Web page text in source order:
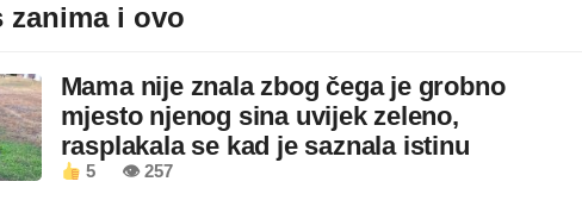
zanima i ovo
Mama nije znala zbog čega je grobno
mjesto njenog sina uvijek zeleno,
rasplakala se kad je saznala istinu
5 👁 257